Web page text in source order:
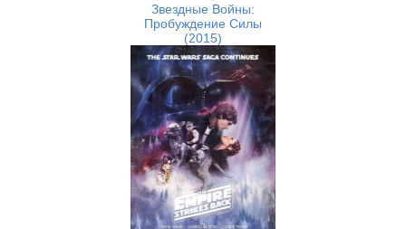
Звездные Войны:
Пробуждение Силы
(2015)